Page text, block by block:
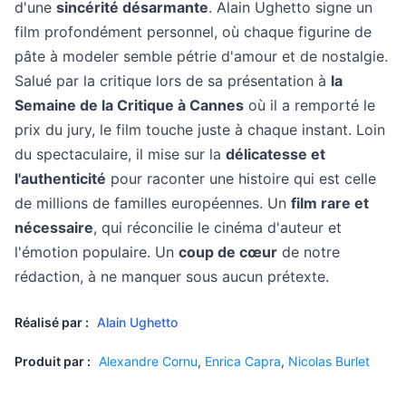
d'une sincérité désarmante. Alain Ughetto signe un
film profondément personnel, où chaque figurine de
pâte à modeler semble pétrie d'amour et de nostalgie.
Salué par la critique lors de sa présentation à la
Semaine de la Critique à Cannes où il a remporté le
prix du jury, le film touche juste à chaque instant. Loin
du spectaculaire, il mise sur la délicatesse et
l'authenticité pour raconter une histoire qui est celle
de millions de familles européennes. Un film rare et
nécessaire, qui réconcilie le cinéma d'auteur et
l'émotion populaire. Un coup de cœur de notre
rédaction, à ne manquer sous aucun prétexte.
Réalisé par : Alain Ughetto
Produit par : Alexandre Cornu, Enrica Capra, Nicolas Burlet